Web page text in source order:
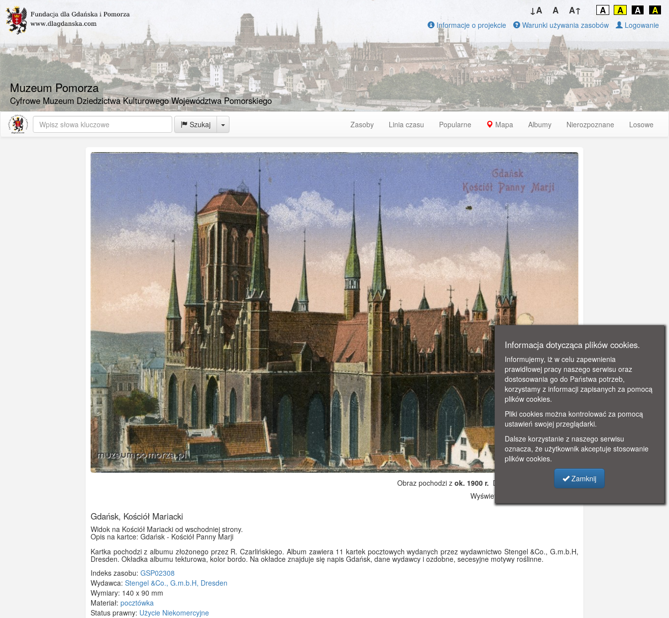
Muzeum Pomorza
Cyfrowe Muzeum Dziedzictwa Kulturowego Województwa Pomorskiego
↓A A A↑ A A A A
Informacje o projekcie Warunki używania zasobów Logowanie
Szukaj Toggle Dropdown Zasoby Linia czasu Popularne Mapa Albumy Nierozpoznane Losowe
Obraz pochodzi z ok. 1900 r. Dodano: 2019-12-09 09:54
Wyświetlono: 4118
Gdańsk, Kościół Mariacki
Widok na Kościół Mariacki od wschodniej strony.
Opis na kartce: Gdańsk - Kościół Panny Marji
Kartka pochodzi z albumu złożonego przez R. Czarlińskiego. Album zawiera 11 kartek pocztowych wydanych przez wydawnictwo Stengel &Co., G.m.b.H,
Dresden. Okładka albumu tekturowa, kolor bordo. Na okładce znajduje się napis Gdańsk, dane wydawcy i ozdobne, secesyjne motywy roślinne.
Indeks zasobu: GSP02308
Wydawca: Stengel &Co., G.m.b.H, Dresden
Wymiary: 140 x 90 mm
Materiał: pocztówka
Status prawny: Użycie Niekomercyjne
Informacja dotycząca plików cookies.
Informujemy, iż w celu zapewnienia
prawidłowej pracy naszego serwisu oraz
dostosowania go do Państwa potrzeb,
korzystamy z informacji zapisanych za pomocą
plików cookies.
Pliki cookies można kontrolować za pomocą
ustawień swojej przeglądarki.
Dalsze korzystanie z naszego serwisu
oznacza, że użytkownik akceptuje stosowanie
plików cookies.
Zamknij